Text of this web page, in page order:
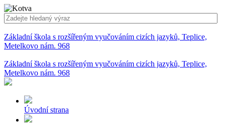
Základní škola s rozšířeným vyučováním cizích jazyků, Teplice,
Metelkovo nám. 968
Základní škola s rozšířeným vyučováním cizích jazyků, Teplice,
Metelkovo nám. 968
Úvodní strana